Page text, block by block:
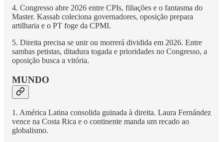
4. Congresso abre 2026 entre CPIs, filiações e o fantasma do
Master. Kassab coleciona governadores, oposição prepara
artilharia e o PT foge da CPMI.
5. Direita precisa se unir ou morrerá dividida em 2026. Entre
sambas petistas, ditadura togada e prioridades no Congresso, a
oposição busca a vitória.
MUNDO
1. América Latina consolida guinada à direita. Laura Fernández
vence na Costa Rica e o continente manda um recado ao
globalismo.